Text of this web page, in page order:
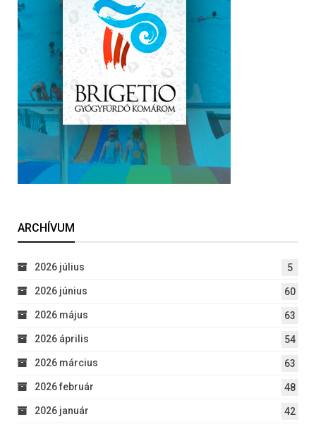
ARCHÍVUM
2026 július 5
2026 június 60
2026 május 63
2026 április 54
2026 március 63
2026 február 48
2026 január 42